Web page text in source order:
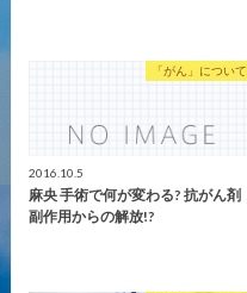
「がん」について
2016.10.5
麻央 手術で何が変わる? 抗がん剤
副作用からの解放!?